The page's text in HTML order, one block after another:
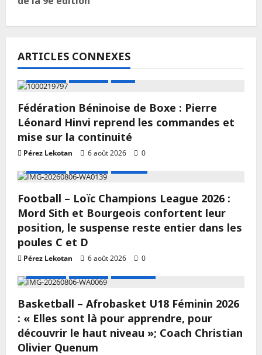
ARTICLES CONNEXES
Fédération Béninoise de Boxe : Pierre
Léonard Hinvi reprend les commandes et
mise sur la continuité
Pérez Lekotan 6 août 2026
0
Football – Loïc Champions League 2026 :
Mord Sith et Bourgeois confortent leur
position, le suspense reste entier dans les
poules C et D
Pérez Lekotan 6 août 2026
0
Basketball – Afrobasket U18 Féminin 2026
: « Elles sont là pour apprendre, pour
découvrir le haut niveau »; Coach Christian
Olivier Quenum